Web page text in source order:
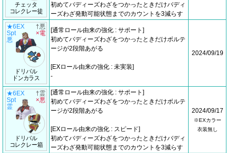
チェッタ
コレクレー徒
初めてバディーズわざをつかったときだけバディ
ーズわざ発動可能状態までのカウントを3減らす
★6EX
Spt
悪
ドリバル
ドンカラス
†悪
×電
[通常ロール由来の強化 : サポート]
初めてバディーズわざをつかったときだけボルテ
ージが2段階あがる
[EXロール由来の強化 : 未実装]
-
2024/09/19
★6EX
Spt
霊
ドリバル
コレクレー箱
†霊
×悪
[通常ロール由来の強化 : サポート]
初めてバディーズわざをつかったときだけボルテ
ージが2段階あがる
[EXロール由来の強化 : スピード]
初めてバディーズわざをつかったときだけバディ
ーズわざ発動可能状態までのカウントを3減らす
2024/09/17
※EXカラー
衣装無し